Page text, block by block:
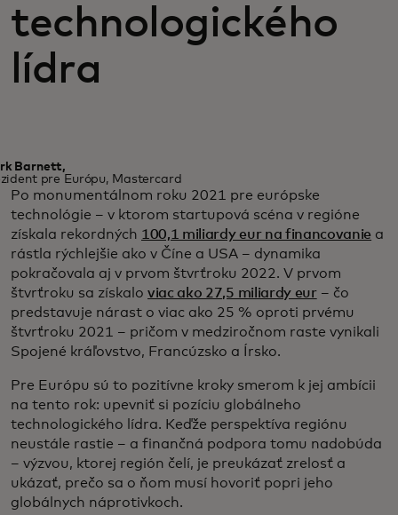
technologického
lídra
Barnett,
pre Európu, Mastercard
Po monumentálnom roku 2021 pre európske
technológie – v ktorom startupová scéna v regióne
získala rekordných 100,1 miliardy eur na financovanie a
rástla rýchlejšie ako v Číne a USA – dynamika
pokračovala aj v prvom štvrťroku 2022. V prvom
štvrťroku sa získalo viac ako 27,5 miliardy eur– čo
predstavuje nárast o viac ako 25 % oproti prvému
štvrťroku 2021 – pričom v medziročnom raste vynikali
Spojené kráľovstvo, Francúzsko a Írsko.
Pre Európu sú to pozitívne kroky smerom k jej ambícii
na tento rok: upevniť si pozíciu globálneho
technologického lídra. Keďže perspektíva regiónu
neustále rastie – a finančná podpora tomu nadobúda
– výzvou, ktorej región čelí, je preukázať zrelosť a
ukázať, prečo sa o ňom musí hovoriť popri jeho
globálnych náprotivkoch.